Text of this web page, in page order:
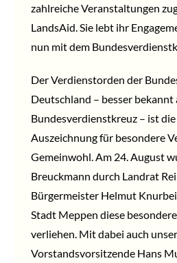
zahlreiche Veranstaltungen
LandsAid. Sie lebt ihr
nun mit dem
Der Verdienstorden der
Deutschland – besser bekannt
Bundesverdienstkreuz – ist
Auszeichnung für besondere
Gemeinwohl. Am 24. August
Breuckmann durch Landrat
Bürgermeister Helmut
Stadt Meppen diese
verliehen. Mit dabei auch unser
Vorstandsvorsitzende Hans